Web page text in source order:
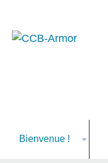
Bienvenue !